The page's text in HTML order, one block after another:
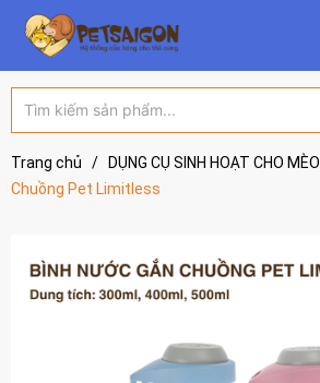
Trang chủ / DỤNG CỤ SINH HOẠT CHO MÈO
Chuồng Pet Limitless